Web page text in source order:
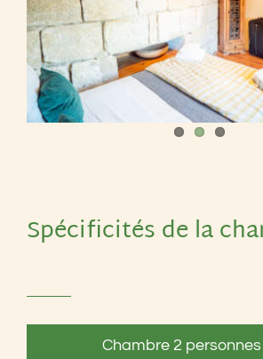
Spécificités de la
Chambre 2 personnes